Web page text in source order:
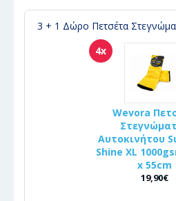
3 + 1 Δώρο Πετσέτα
4x
Wevora
Αυτοκινήτου
Shine XL
x 55cm
19,90€